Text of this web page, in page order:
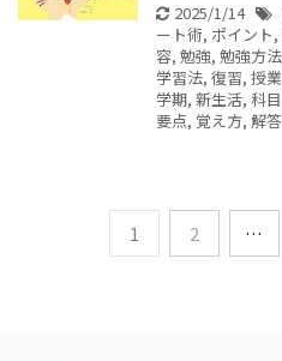
2025/1/14
ート術, ポイント,
容, 勉強, 勉強方法
学習法, 復習, 授業
学期, 新生活, 科目
要点, 覚え方, 解答
1 2 …